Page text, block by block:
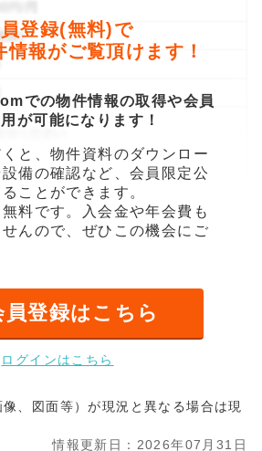
登録(無料)で
情報がご覧頂けます！
での物件情報の取得や会員
が可能になります！
と、物件資料のダウンロー
備の確認など、会員限定公
ことができます。
料です。入会金や年会費も
んので、ぜひこの機会にご
員登録はこちら
ログインはこちら
、図面等）が現況と異なる場合は現
情報更新日：2026年07月31日